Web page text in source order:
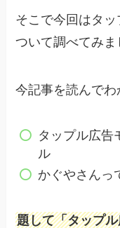
そこで今回はタ
ついて調べてみま
今記事を読んでわ
タップル広告
ル
かぐやさんっ
題して「タップ